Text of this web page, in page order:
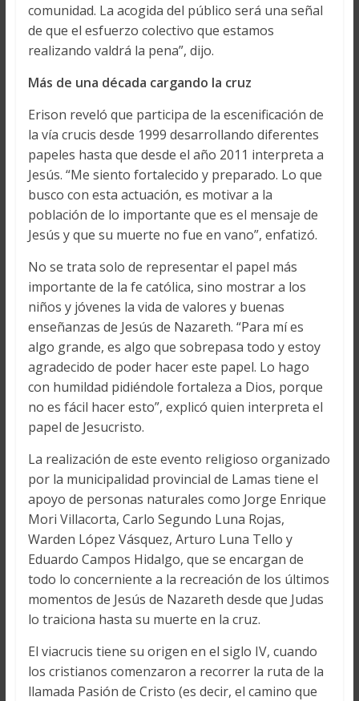
comunidad. La acogida del público será una señal
de que el esfuerzo colectivo que estamos
realizando valdrá la pena”, dijo.
Más de una década cargando la cruz
Erison reveló que participa de la escenificación de
la vía crucis desde 1999 desarrollando diferentes
papeles hasta que desde el año 2011 interpreta a
Jesús. “Me siento fortalecido y preparado. Lo que
busco con esta actuación, es motivar a la
población de lo importante que es el mensaje de
Jesús y que su muerte no fue en vano”, enfatizó.
No se trata solo de representar el papel más
importante de la fe católica, sino mostrar a los
niños y jóvenes la vida de valores y buenas
enseñanzas de Jesús de Nazareth. “Para mí es
algo grande, es algo que sobrepasa todo y estoy
agradecido de poder hacer este papel. Lo hago
con humildad pidiéndole fortaleza a Dios, porque
no es fácil hacer esto”, explicó quien interpreta el
papel de Jesucristo.
La realización de este evento religioso organizado
por la municipalidad provincial de Lamas tiene el
apoyo de personas naturales como Jorge Enrique
Mori Villacorta, Carlo Segundo Luna Rojas,
Warden López Vásquez, Arturo Luna Tello y
Eduardo Campos Hidalgo, que se encargan de
todo lo concerniente a la recreación de los últimos
momentos de Jesús de Nazareth desde que Judas
lo traiciona hasta su muerte en la cruz.
El viacrucis tiene su origen en el siglo IV, cuando
los cristianos comenzaron a recorrer la ruta de la
llamada Pasión de Cristo (es decir, el camino que